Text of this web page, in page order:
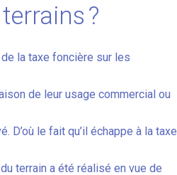
?
la taxe foncière sur les
de leur usage commercial ou
le fait qu’il échappe à la taxe
terrain a été réalisé en vue de